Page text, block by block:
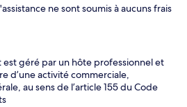
ne sont soumis à aucuns frais
géré par un hôte professionnel et
d’une activité commerciale,
au sens de l’article 155 du Code